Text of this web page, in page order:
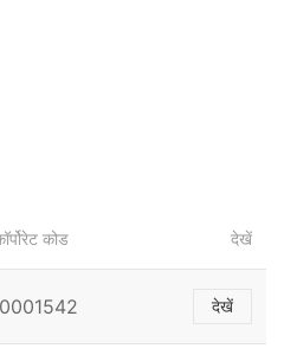
कोड देखें
देखें